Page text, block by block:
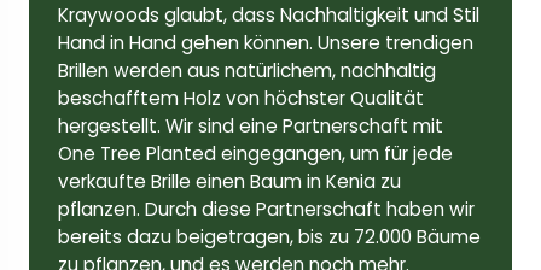
Kraywoods glaubt, dass Nachhaltigkeit und Stil Hand
in Hand gehen können. Unsere trendigen Brillen
werden aus natürlichem, nachhaltig beschafftem Holz
von höchster Qualität hergestellt. Wir sind eine
Partnerschaft mit One Tree Planted eingegangen, um
für jede verkaufte Brille einen Baum in Kenia zu
pflanzen. Durch diese Partnerschaft haben wir bereits
dazu beigetragen, bis zu 72.000 Bäume zu pflanzen,
und es werden noch mehr.